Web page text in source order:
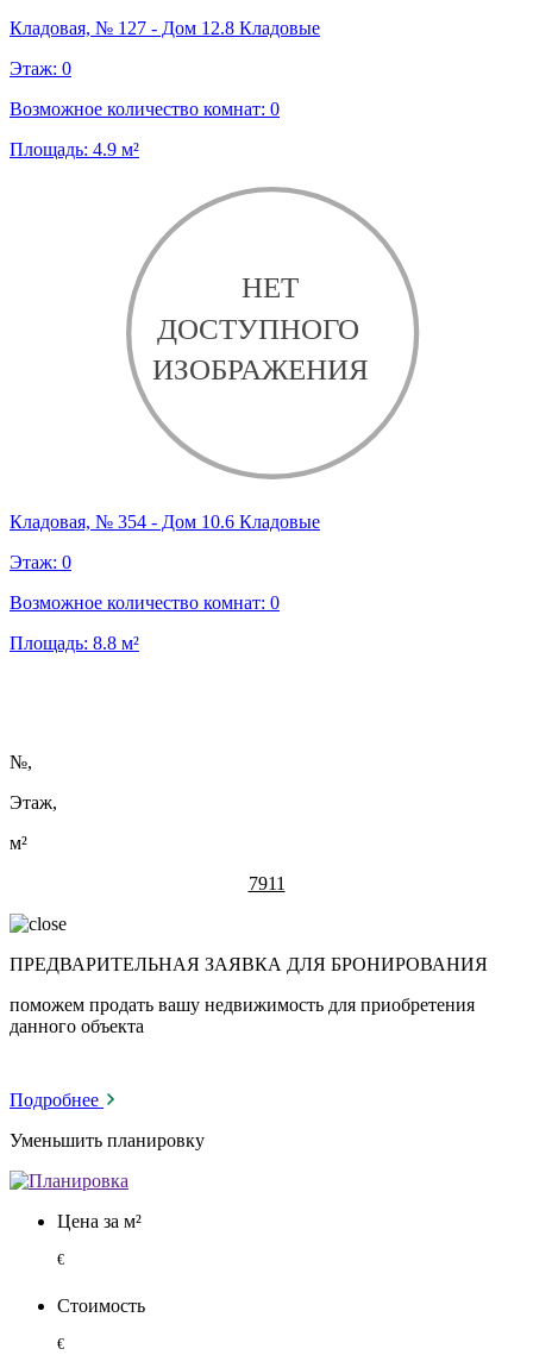
Кладовая, № 127 - Дом 12.8 Кладовые
Этаж: 0
Возможное количество комнат: 0
Площадь: 4.9 м²
Кладовая, № 354 - Дом 10.6 Кладовые
Этаж: 0
Возможное количество комнат: 0
Площадь: 8.8 м²
№,
Этаж,
м²
7911
ПРЕДВАРИТЕЛЬНАЯ ЗАЯВКА ДЛЯ БРОНИРОВАНИЯ
поможем продать вашу недвижимость для приобретения
данного объекта
Подробнее
Уменьшить планировку
Цена за м²
€
Стоимость
€